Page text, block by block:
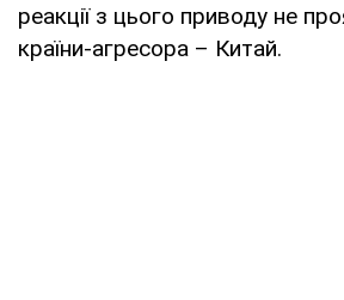
реакції з цього приводу не
країни-агресора – Китай.